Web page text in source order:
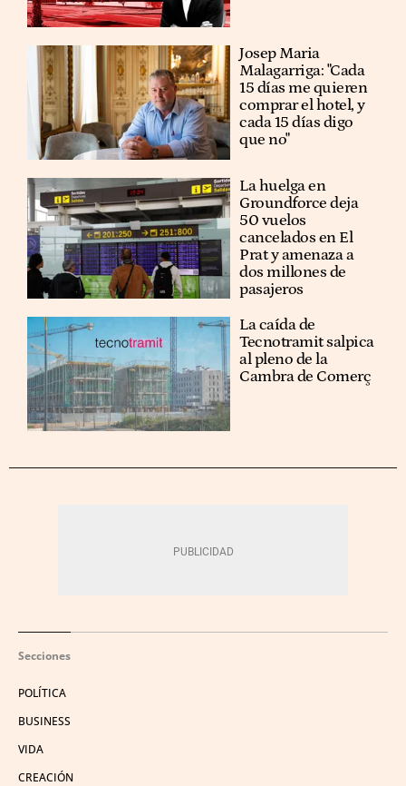
​​Josep Maria
Malagarriga: "Cada
15 días me quieren
comprar el hotel, y
cada 15 días digo
que no"
La huelga en
Groundforce deja
50 vuelos
cancelados en El
Prat y amenaza a
dos millones de
pasajeros
La caída de
Tecnotramit salpica
al pleno de la
Cambra de Comerç
Secciones
POLÍTICA
BUSINESS
VIDA
CREACIÓN